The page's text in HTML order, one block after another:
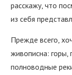
расскажу, что
из себя
Прежде всего,
живописна: горы,
полноводные